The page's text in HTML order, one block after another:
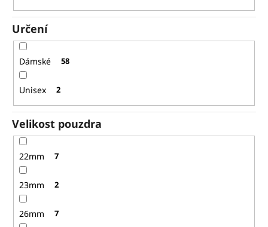
Určení
Dámské 58
Unisex 2
Velikost pouzdra
22mm 7
23mm 2
26mm 7